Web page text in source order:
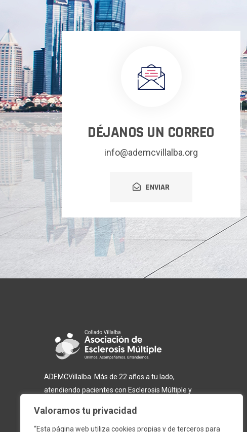
Valoramos tu privacidad
“Esta página web utiliza cookies propias y de terceros para
DÉJANOS UN CORREO
info@ademcvillalba.org
ENVIAR
ADEMCVillalba. Más de 22 años a tu lado,
atendiendo pacientes con Esclerosis Múltiple y